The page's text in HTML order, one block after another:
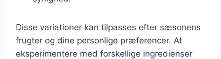
Disse variationer kan tilpasses efter sæsonens
frugter og dine personlige præferencer. At
eksperimentere med forskellige ingredienser